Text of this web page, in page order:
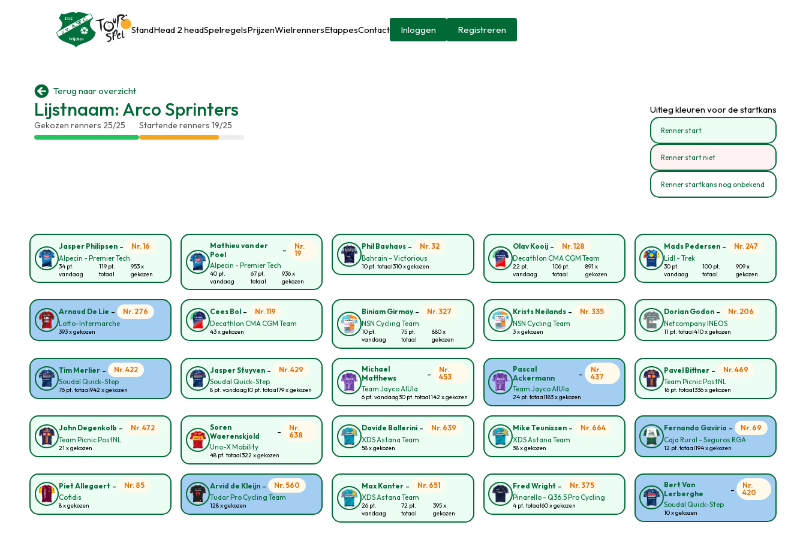
StandHead 2 headSpelregelsPrijzenWielrennersEtappesContact Inloggen Registreren
 Terug naar overzicht
Lijstnaam: Arco Sprinters
Gekozen renners 25/25 Startende renners 19/25
Uitleg kleuren voor de startkans
Renner start
Renner start niet
Renner startkans nog onbekend
Jasper Philipsen -
Nr. 16
Alpecin - Premier Tech
34 pt.
vandaag
119 pt.
totaal
953 x
gekozen
Mathieu van der
Poel
-
Nr.
19
Alpecin - Premier Tech
40 pt.
vandaag
67 pt.
totaal
936 x
gekozen
Phil Bauhaus-
Nr. 32
Bahrain - Victorious
10 pt. totaal310 x gekozen
Olav Kooij-
Nr. 128
Decathlon CMA CGM Team
22 pt.
vandaag
106 pt.
totaal
891 x
gekozen
Mads Pedersen-
Nr. 247
Lidl - Trek
30 pt.
vandaag
100 pt.
totaal
909 x
gekozen
Arnaud De Lie -
Nr. 276
Lotto-Intermarche
393 x gekozen
Cees Bol -
Nr. 119
Decathlon CMA CGM Team
43 x gekozen
Biniam Girmay-
Nr. 327
NSN Cycling Team
10 pt.
vandaag
75 pt.
totaal
880 x
gekozen
Krists Neilands-
Nr. 335
NSN Cycling Team
3 x gekozen
Dorian Godon-
Nr. 206
Netcompany INEOS
11 pt. totaal410 x gekozen
Tim Merlier -
Nr. 422
Soudal Quick-Step
76 pt. totaal942 x gekozen
Jasper Stuyven -
Nr. 429
Soudal Quick-Step
8 pt. vandaag10 pt. totaal79 x gekozen
Michael
Matthews
-
Nr.
453
Team Jayco AlUla
6 pt. vandaag30 pt. totaal142 x gekozen
Pascal
Ackermann
-
Nr.
437
Team Jayco AlUla
24 pt. totaal183 x gekozen
Pavel Bittner-
Nr. 469
Team Picnic PostNL
16 pt. totaal336 x gekozen
John Degenkolb -
Nr. 472
Team Picnic PostNL
21 x gekozen
Soren
Waerenskjold
-
Nr.
638
Uno-X Mobility
48 pt. totaal322 x gekozen
Davide Ballerini-
Nr. 639
XDS Astana Team
58 x gekozen
Mike Teunissen-
Nr. 664
XDS Astana Team
38 x gekozen
Fernando Gaviria -
Nr. 69
Caja Rural - Seguros RGA
12 pt. totaal194 x gekozen
Piet Allegaert -
Nr. 85
Cofidis
8 x gekozen
Arvid de Kleijn -
Nr. 560
Tudor Pro Cycling Team
128 x gekozen
Max Kanter-
Nr. 651
XDS Astana Team
26 pt.
vandaag
72 pt.
totaal
395 x
gekozen
Fred Wright -
Nr. 375
Pinarello - Q36.5 Pro Cycling
4 pt. totaal60 x gekozen
Bert Van
Lerberghe
-
Nr.
420
Soudal Quick-Step
10 x gekozen